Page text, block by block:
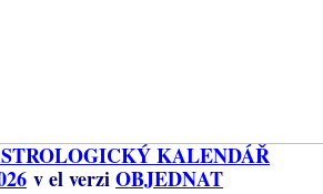
KALENDÁŘ
v el verziOBJEDNAT